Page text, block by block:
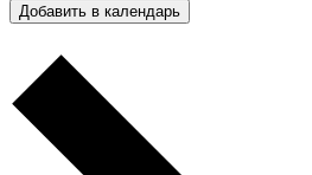
Добавить в календарь